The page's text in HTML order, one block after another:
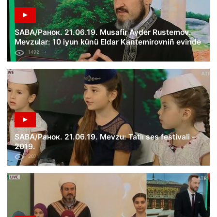
SABA/Ранок. 21.06.19. Musafir Ayder Rustemov.
Mevzular: 10 iyun künü Eldar Kantemirovniñ evinde
tintüv; akimiyet içün mesüliyet.
1492
SABA/Ранок. 21.06.19. Mevzu: Tatlı ses festivali –
2019.
2071